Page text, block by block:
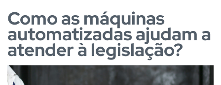
Como as máquinas
automatizadas ajudam a
atender à legislação?